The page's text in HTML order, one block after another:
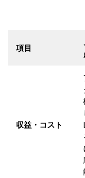
項目
収益・コスト